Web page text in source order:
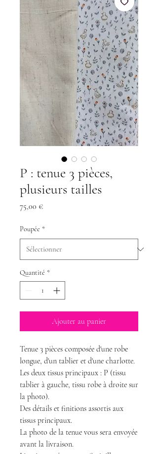
P : tenue 3 pièces,
plusieurs tailles
75,00 €Prix
Poupée *
Quantité *
Ajouter au panier
Tenue 3 pièces composée d'une robe
longue, d'un tablier et d'une charlotte.
Les deux tissus principaux : P (tissu
tablier à gauche, tissu robe à droite sur
la photo).
Des détails et finitions assortis aux
tissus principaux.
La photo de la tenue vous sera envoyée
avant la livraison.